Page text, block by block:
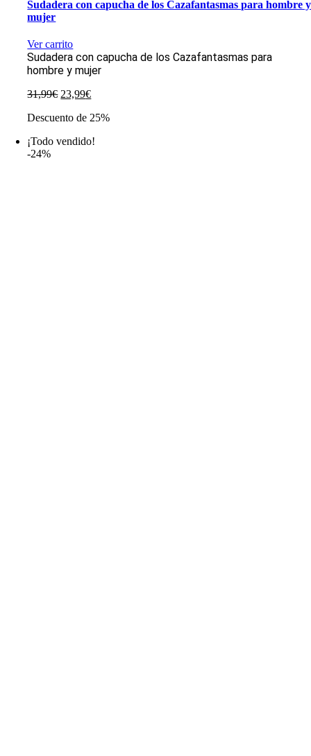
Sudadera con capucha de los Cazafantasmas para hombre y
mujer
Ver carrito
Sudadera con capucha de los Cazafantasmas para
hombre y mujer
31,99€ El
original
31,99€.
23,99€El
actual
23,99€.
Descuento de 25%
¡Todo vendido!
-24%